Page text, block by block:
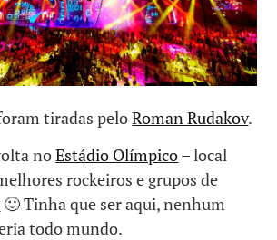
tiradas peloRoman Rudakov.
noEstádio Olímpico– local
rockeiros e grupos de
🙂 Tinha que ser aqui, nenhum
todo mundo.